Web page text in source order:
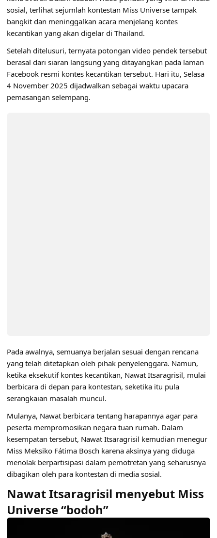
sosial, terlihat sejumlah kontestan Miss Universe tampak
bangkit dan meninggalkan acara menjelang kontes
kecantikan yang akan digelar di Thailand.
Setelah ditelusuri, ternyata potongan video pendek tersebut
berasal dari siaran langsung yang ditayangkan pada laman
Facebook resmi kontes kecantikan tersebut. Hari itu, Selasa
4 November 2025 dijadwalkan sebagai waktu upacara
pemasangan selempang.
Pada awalnya, semuanya berjalan sesuai dengan rencana
yang telah ditetapkan oleh pihak penyelenggara. Namun,
ketika eksekutif kontes kecantikan, Nawat Itsaragrisil, mulai
berbicara di depan para kontestan, seketika itu pula
serangkaian masalah muncul.
Mulanya, Nawat berbicara tentang harapannya agar para
peserta mempromosikan negara tuan rumah. Dalam
kesempatan tersebut, Nawat Itsaragrisil kemudian menegur
Miss Meksiko Fátima Bosch karena aksinya yang diduga
menolak berpartisipasi dalam pemotretan yang seharusnya
dibagikan oleh para kontestan di media sosial.
Nawat Itsaragrisil menyebut Miss
Universe “bodoh”